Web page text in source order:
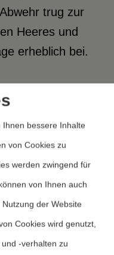
trug zur
Heeres und
erheblich bei.
deutsche
gut zu
bald das
Führungsfehler
waren
beiden
bessere Inhalte
von Cookies zu
werden zwingend für
von Ihnen auch
der Website
Cookies wird genutzt,
-verhalten zu